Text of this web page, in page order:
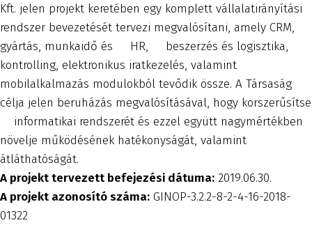
Kft. jelen projekt keretében egy komplett vállalatirányítási
rendszer bevezetését tervezi megvalósítani, amely CRM,
gyártás, munkaidő és HR, beszerzés és logisztika,
kontrolling, elektronikus iratkezelés, valamint
mobilalkalmazás modulokból tevődik össze. A Társaság
célja jelen beruházás megvalósításával, hogy korszerűsítse
informatikai rendszerét és ezzel együtt nagymértékben
növelje működésének hatékonyságát, valamint
átláthatóságát.
A projekt tervezett befejezési dátuma: 2019.06.30.
A projekt azonosító száma: GINOP-3.2.2-8-2-4-16-2018-
01322